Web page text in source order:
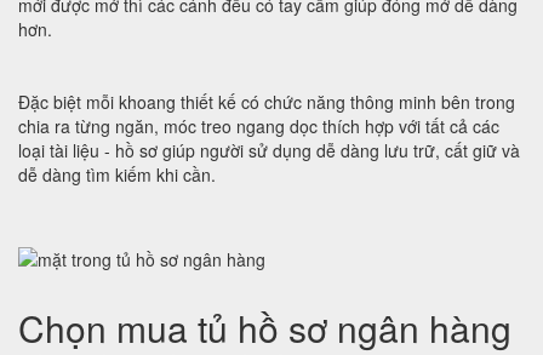
mới được mở thì các cánh đều có tay cầm giúp đóng mở dễ dàng
hơn.
Đặc biệt mỗi khoang thiết kế có chức năng thông minh bên trong
chia ra từng ngăn, móc treo ngang dọc thích hợp với tất cả các
loại tài liệu - hồ sơ giúp người sử dụng dễ dàng lưu trữ, cất giữ và
dễ dàng tìm kiếm khi cần.
Chọn mua tủ hồ sơ ngân hàng